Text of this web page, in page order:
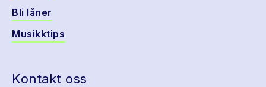
Bli låner
Musikktips
Kontakt oss